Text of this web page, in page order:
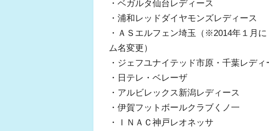
・ベガルタ仙台レディース
・浦和レッドダイヤモンズレディース
・ＡＳエルフェン埼玉（※2014年１月
ム名変更）
・ジェフユナイテッド市原・千葉レディ
・日テレ・ベレーザ
・アルビレックス新潟レディース
・伊賀フットボールクラブくノ一
・ＩＮＡＣ神戸レオネッサ